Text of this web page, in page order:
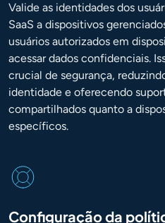
Valide as identidades dos
SaaS a dispositivos
usuários autorizados em
acessar dados confidenciais.
crucial de segurança,
identidade e oferecendo
compartilhados quanto a
específicos.
Configuração da